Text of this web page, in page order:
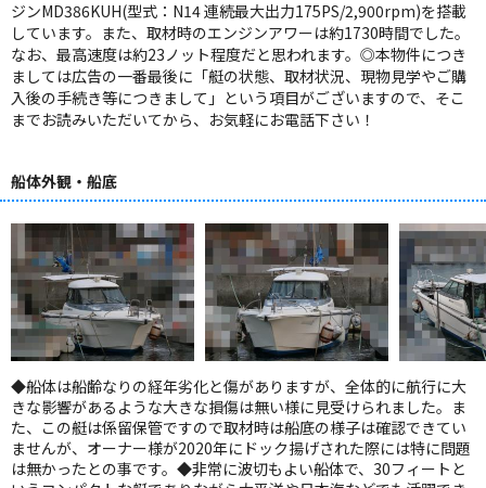
ジンMD386KUH(型式：N14 連続最大出力175PS/2,900rpm)を搭載
しています。また、取材時のエンジンアワーは約1730時間でした。
なお、最高速度は約23ノット程度だと思われます。◎本物件につき
ましては広告の一番最後に「艇の状態、取材状況、現物見学やご購
入後の手続き等につきまして」という項目がございますので、そこ
までお読みいただいてから、お気軽にお電話下さい！
船体外観・船底
◆船体は船齢なりの経年劣化と傷がありますが、全体的に航行に大
きな影響があるような大きな損傷は無い様に見受けられました。ま
た、この艇は係留保管ですので取材時は船底の様子は確認できてい
ませんが、オーナー様が2020年にドック揚げされた際には特に問題
は無かったとの事です。◆非常に波切もよい船体で、30フィートと